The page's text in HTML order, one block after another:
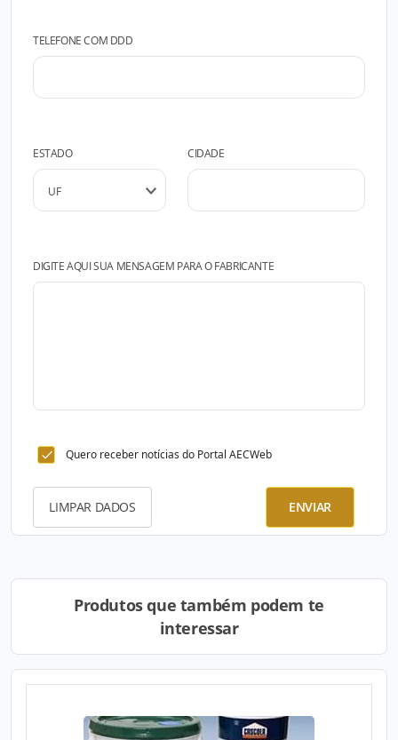
TELEFONE COM DDD
ESTADO CIDADE
DIGITE AQUI SUA MENSAGEM PARA O FABRICANTE
Quero receber notícias do Portal AECWeb
LIMPAR DADOS ENVIAR
Produtos que também podem te
interessar